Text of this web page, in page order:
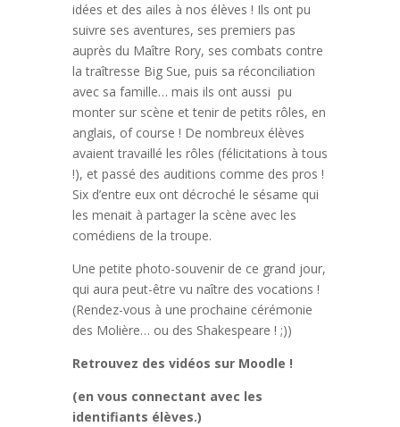
idées et des ailes à nos élèves ! Ils ont pu
suivre ses aventures, ses premiers pas
auprès du Maître Rory, ses combats contre
la traîtresse Big Sue, puis sa réconciliation
avec sa famille… mais ils ont aussi pu
monter sur scène et tenir de petits rôles, en
anglais, of course ! De nombreux élèves
avaient travaillé les rôles (félicitations à tous
!), et passé des auditions comme des pros !
Six d’entre eux ont décroché le sésame qui
les menait à partager la scène avec les
comédiens de la troupe.
Une petite photo-souvenir de ce grand jour,
qui aura peut-être vu naître des vocations !
(Rendez-vous à une prochaine cérémonie
des Molière… ou des Shakespeare ! ;))
Retrouvez des vidéos sur Moodle !
(en vous connectant avec les
identifiants élèves.)